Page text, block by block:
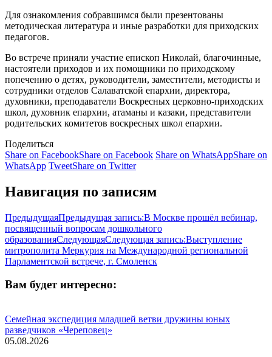
Для ознакомления собравшимся были презентованы
методическая литература и иные разработки для приходских
педагогов.
Во встрече приняли участие епископ Николай, благочинные,
настоятели приходов и их помощники по приходскому
попечению о детях, руководители, заместители, методисты и
сотрудники отделов Салаватской епархии, директора,
духовники, преподаватели Воскресных церковно-приходских
школ, духовник епархии, атаманы и казаки, представители
родительских комитетов воскресных школ епархии.
Поделиться
Share on FacebookShare on Facebook Share on WhatsAppShare on
WhatsApp TweetShare on Twitter
Навигация по записям
ПредыдущаяПредыдущая запись:В Москве прошёл вебинар,
посвященный вопросам дошкольного
образованияСледующаяСледующая запись:Выступление
митрополита Меркурия на Международной региональной
Парламентской встрече, г. Смоленск
Вам будет интересно:
Семейная экспедиция младшей ветви дружины юных
разведчиков «Череповец»
05.08.2026